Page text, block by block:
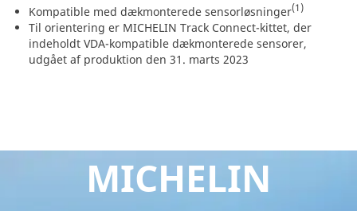
Kompatible med dækmonterede sensorløsninger(1)
Til orientering er MICHELIN Track Connect-kittet, der
indeholdt VDA-kompatible dækmonterede sensorer,
udgået af produktion den 31. marts 2023
MICHELIN